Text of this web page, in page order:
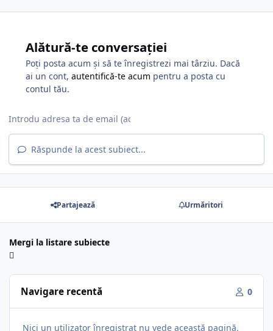
Alătură-te conversației
Poți posta acum și să te înregistrezi mai târziu. Dacă
ai un cont, autentifică-te acum pentru a posta cu
contul tău.
Răspunde la acest subiect...
Partajează Urmăritori
Mergi la listare subiecte
Navigare recentă 0
Nici un utilizator înregistrat nu vede această pagină.